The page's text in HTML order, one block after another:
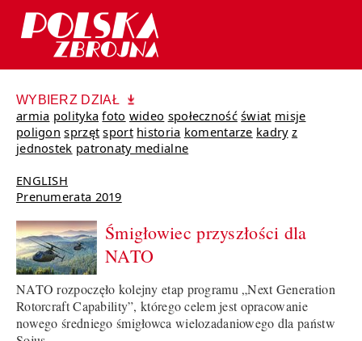
WYBIERZ DZIAŁ
armia polityka foto wideo społeczność świat misje
poligon sprzęt sport historia komentarze kadry z
jednostek patronaty medialne
ENGLISH
Prenumerata 2019
Śmigłowiec przyszłości dla
NATO
NATO rozpoczęło kolejny etap programu „Next Generation
Rotorcraft Capability”, którego celem jest opracowanie
nowego średniego śmigłowca wielozadaniowego dla państw